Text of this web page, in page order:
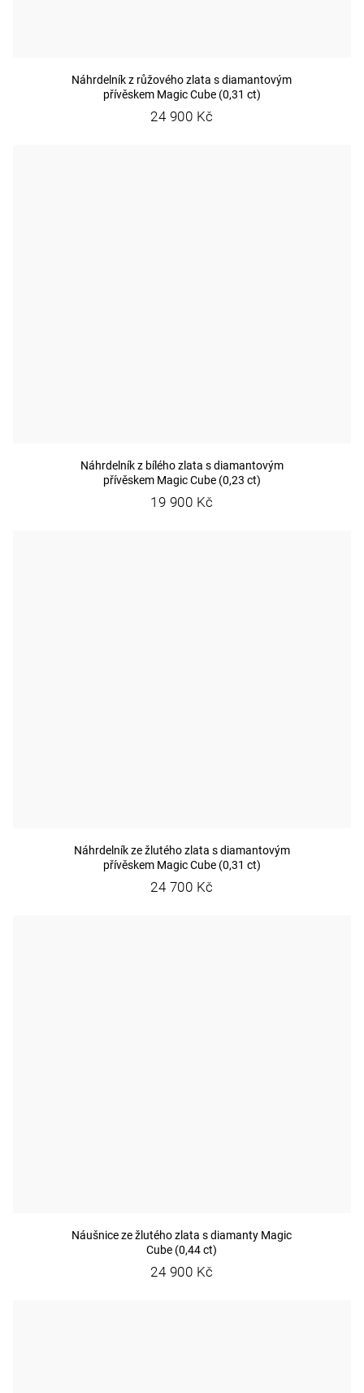
Náhrdelník z růžového zlata s diamantovým
přívěskem Magic Cube (0,31 ct)
24 900 Kč
Náhrdelník z bílého zlata s diamantovým
přívěskem Magic Cube (0,23 ct)
19 900 Kč
Náhrdelník ze žlutého zlata s diamantovým
přívěskem Magic Cube (0,31 ct)
24 700 Kč
Náušnice ze žlutého zlata s diamanty Magic
Cube (0,44 ct)
24 900 Kč